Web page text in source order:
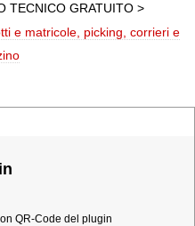
TECNICO GRATUITO >
e matricole, picking, corrieri e
QR-Code del plugin